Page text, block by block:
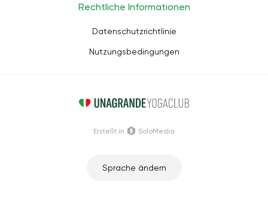
Rechtliche Informationen
Datenschutzrichtlinie
Nutzungsbedingungen
Sprache ändern
Erstellt in SoloMedia